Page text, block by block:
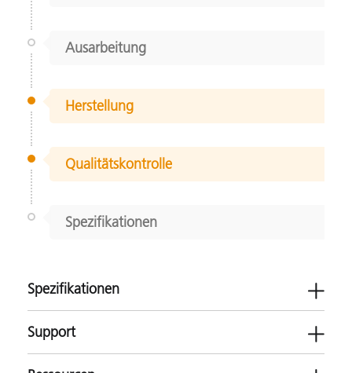
Ausarbeitung
Herstellung
Qualitätskontrolle
Spezifikationen
Spezifikationen
Support